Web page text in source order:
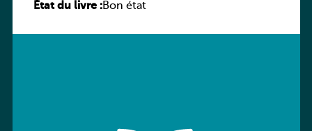
État du livre :Bon état